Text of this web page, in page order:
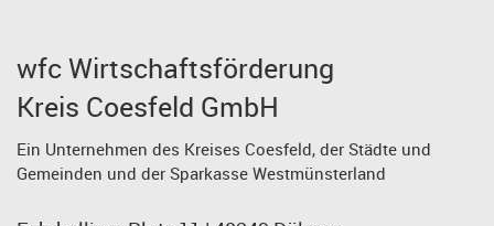
wfc Wirtschaftsförderung
Kreis Coesfeld GmbH
Ein Unternehmen des Kreises Coesfeld, der Städte und
Gemeinden und der Sparkasse Westmünsterland